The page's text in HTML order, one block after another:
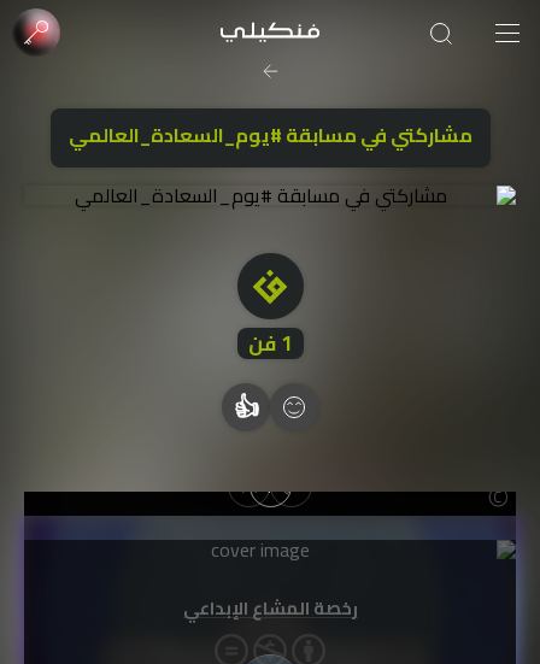
مشاركتي في مسابقة #يوم_السعادة_العالمي
1فن
👍
رخصة المشاع الإبداعي
صورة الغلاف من فن
SOUFIANE Abid